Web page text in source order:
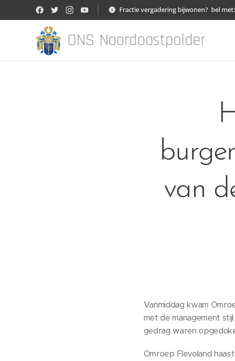
Fractie vergadering bijwonen? bel met:
ONS Noordoostpolder
van
Vanmiddag kwam
met de management
gedrag waren
Omroep Flevoland